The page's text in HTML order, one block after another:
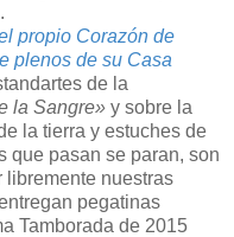
propio Corazón de
plenos de su Casa
de la
la Sangre» y sobre la
la tierra y estuches de
que pasan se paran, son
libremente nuestras
pegatinas
Tamborada de 2015